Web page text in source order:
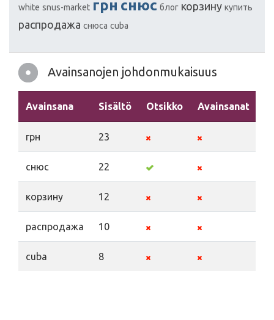
white snus-market грн снюс блог корзину купить
распродажа снюса cuba
Avainsanojen johdonmukaisuus
Avainsana Sisältö Otsikko Avainsanat
грн 23
снюс 22
корзину 12
распродажа 10
cuba 8